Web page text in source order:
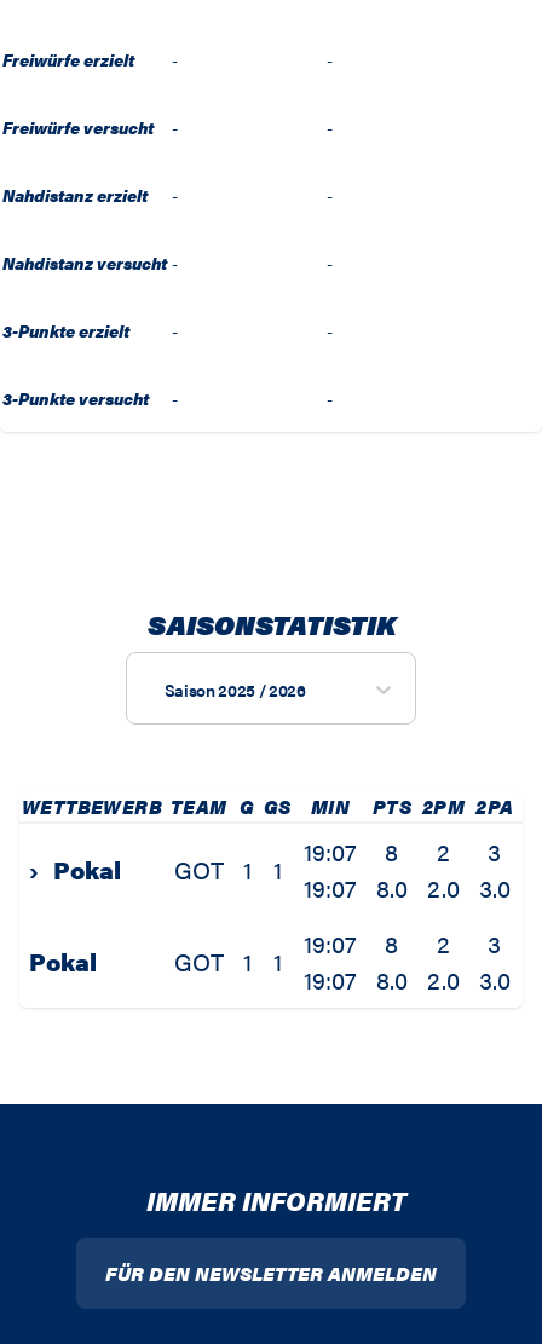
Freiwürfe erzielt - -
Freiwürfe versucht - -
Nahdistanz erzielt - -
Nahdistanz versucht - -
3-Punkte erzielt - -
3-Punkte versucht - -
SAISONSTATISTIK
Saison 2025 / 2026
WETTBEWERB TEAM G GS MIN PTS 2PM 2PA
› Pokal GOT 1 1
19:07
19:07
8
8.0
2
2.0
3
3.0
Pokal GOT 1 1
19:07
19:07
8
8.0
2
2.0
3
3.0
IMMER INFORMIERT
FÜR DEN NEWSLETTER ANMELDEN